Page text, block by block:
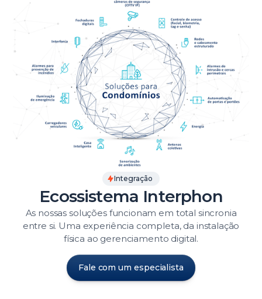
Integração
Ecossistema Interphon
As nossas soluções funcionam em total sincronia
entre si. Uma experiência completa, da instalação
física ao gerenciamento digital.
Fale com um especialista